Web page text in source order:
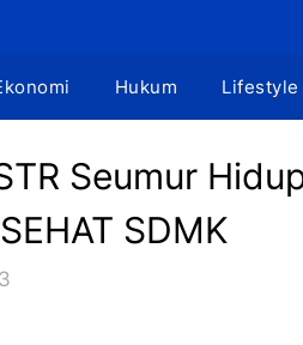
Hukum Lifestyle
Seumur
SDMK